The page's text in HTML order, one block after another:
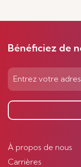
Bénéficiez de
À propos de nous
Carrières